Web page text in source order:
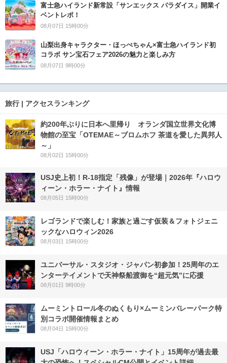
富士急ハイランド新常設「サンエックス パラダイス」開業イ
ベントレポ！
08月07日 15時00分
山梨出身キャラクター・ほっぺちゃん×富士急ハイランド初
コラボ サン宝石フェア2026の魅力と楽しみ方
08月07日 9時00分
旅行 | アクセスランキング
約200年ぶりに日本へ里帰り オランダ国立世界文化博
物館の至宝「OTEMAE～ブロムホフ 茶道を愛した異邦人
～」
08月02日 15時00分
USJ史上初！R-18指定「残像」が登場｜2026年『ハロウ
ィーン・ホラー・ナイト』情報
08月05日 15時00分
レゴランドで楽しむ！家族と過ごす仮装＆フォトジェニ
ックなハロウィン2026
08月03日 15時00分
ユニバーサル・スタジオ・ジャパン初参加！25周年のエ
ンターテイメントで天神祭船渡御を“超元気”に応援
08月01日 9時00分
ムーミントロール冬のぬくもり×ムーミンバレーパーク特
別コラボ開催情報まとめ
08月04日 15時00分
USJ「ハロウィーン・ホラー・ナイト」15周年が過去最